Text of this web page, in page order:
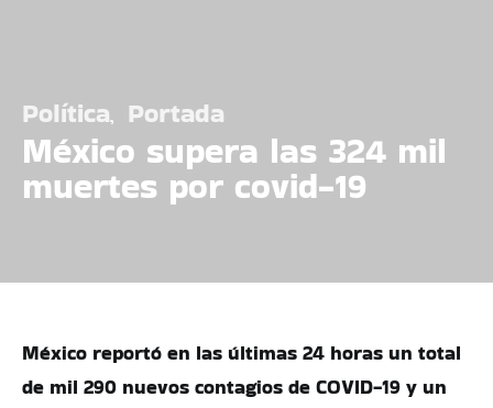
Política Portada
México supera las 324 mil
muertes por covid-19
México reportó en las últimas 24 horas un total
de mil 290 nuevos contagios de COVID-19 y un